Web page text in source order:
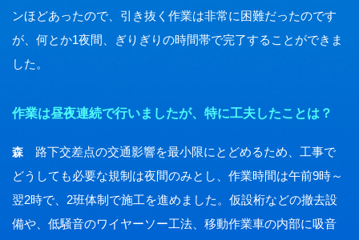
ンほどあったので、引き抜く作業は非常に困難だったのです
が、何とか1夜間、ぎりぎりの時間帯で完了することができま
した。
作業は昼夜連続で行いましたが、特に工夫したことは？
森 路下交差点の交通影響を最小限にとどめるため、工事で
どうしても必要な規制は夜間のみとし、作業時間は午前9時～
翌2時で、2班体制で施工を進めました。仮設桁などの撤去設
備や、低騒音のワイヤーソー工法、移動作業車の内部に吸音